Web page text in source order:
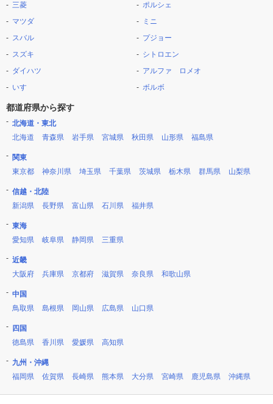
三菱
マツダ
スバル
スズキ
ダイハツ
いすゞ
ポルシェ
ミニ
プジョー
シトロエン
アルファ ロメオ
ボルボ
都道府県から探す
北海道・東北
北海道
青森県 岩手県 宮城県 秋田県 山形県 福島県
関東
東京都
神奈川県 埼玉県 千葉県 茨城県 栃木県 群馬県 山梨県
信越・北陸
新潟県
長野県 富山県 石川県 福井県
東海
愛知県
岐阜県 静岡県 三重県
近畿
大阪府
兵庫県 京都府 滋賀県 奈良県 和歌山県
中国
鳥取県
島根県 岡山県 広島県 山口県
四国
徳島県
香川県 愛媛県 高知県
九州・沖縄
福岡県
佐賀県 長崎県 熊本県 大分県 宮崎県 鹿児島県 沖縄県